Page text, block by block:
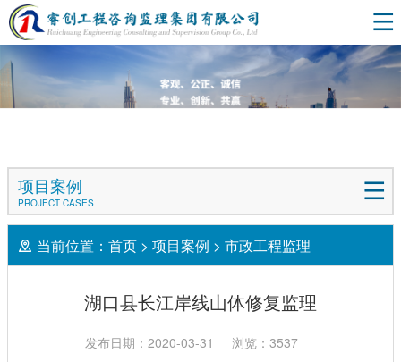
项目案例
PROJECT CASES
当前位置： 首页 > 项目案例 > 市政工程监理
湖口县长江岸线山体修复监理
发布日期：2020-03-31 浏览：3537